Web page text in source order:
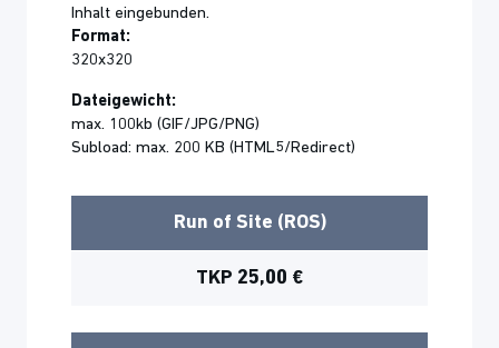
Inhalt eingebunden.
Format:
320x320
Dateigewicht:
max. 100kb (GIF/JPG/PNG)
Subload: max. 200 KB (HTML5/Redirect)
Run of Site (ROS)
TKP 25,00 €